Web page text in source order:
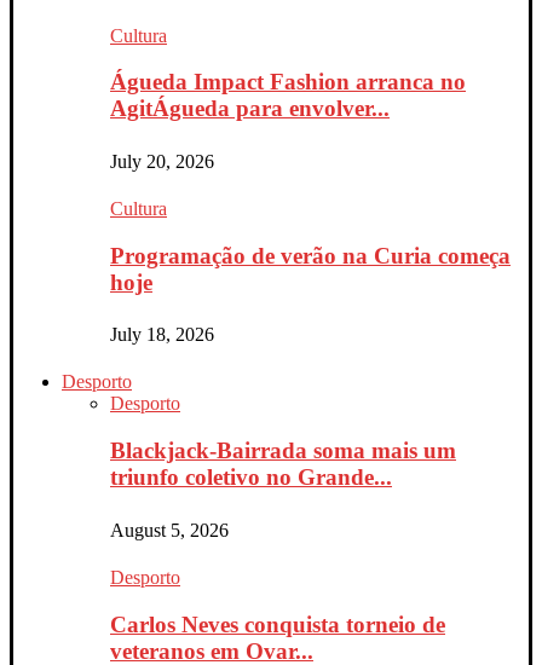
Cultura
Águeda Impact Fashion arranca no
AgitÁgueda para envolver...
July 20, 2026
Cultura
Programação de verão na Curia começa
hoje
July 18, 2026
Desporto
Desporto
Blackjack-Bairrada soma mais um
triunfo coletivo no Grande...
August 5, 2026
Desporto
Carlos Neves conquista torneio de
veteranos em Ovar...